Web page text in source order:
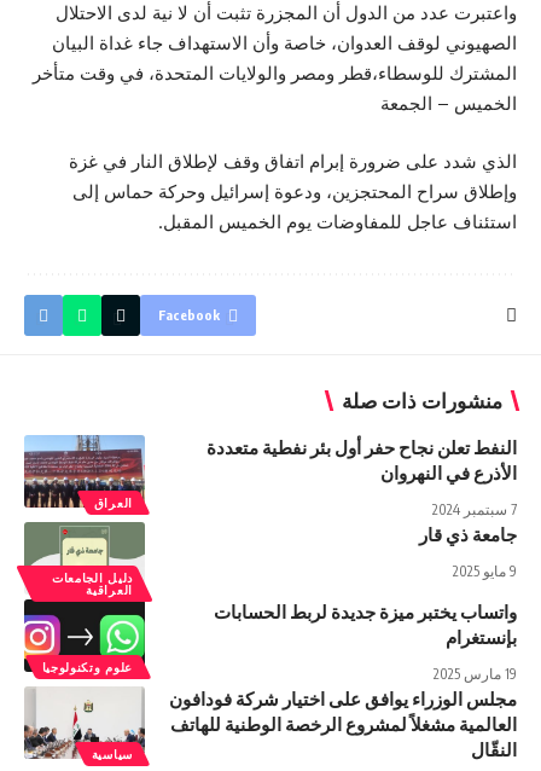
واعتبرت عدد من الدول أن المجزرة تثبت أن لا نية لدى الاحتلال
الصهيوني لوقف العدوان، خاصة وأن الاستهداف جاء غداة البيان
المشترك للوسطاء،قطر ومصر والولايات المتحدة، في وقت متأخر
الخميس – الجمعة
الذي شدد على ضرورة إبرام اتفاق وقف لإطلاق النار في غزة
وإطلاق سراح المحتجزين، ودعوة إسرائيل وحركة حماس إلى
استئناف عاجل للمفاوضات يوم الخميس المقبل.
Facebook
منشورات ذات صلة
العراق
النفط تعلن نجاح حفر أول بئر نفطية متعددة
الأذرع في النهروان
7 سبتمبر 2024
دليل الجامعات
العراقية
جامعة ذي قار
9 مايو 2025
علوم وتكنولوجيا
واتساب يختبر ميزة جديدة لربط الحسابات
بإنستغرام
19 مارس 2025
سياسية
مجلس الوزراء يوافق على اختيار شركة فودافون
العالمية مشغلاً لمشروع الرخصة الوطنية للهاتف
النقّال